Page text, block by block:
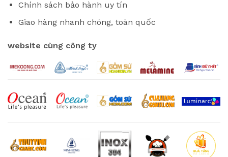
Chính sách bảo hành uy tín
Giao hàng nhanh chóng, toàn quốc
website cùng công ty